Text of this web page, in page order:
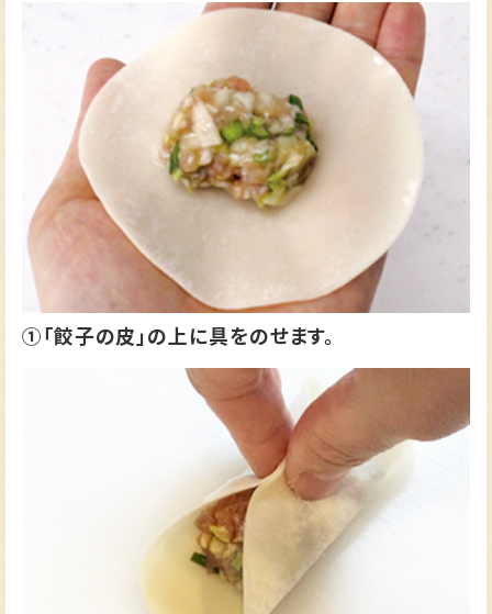
①「餃子の皮」の上に具をのせます。